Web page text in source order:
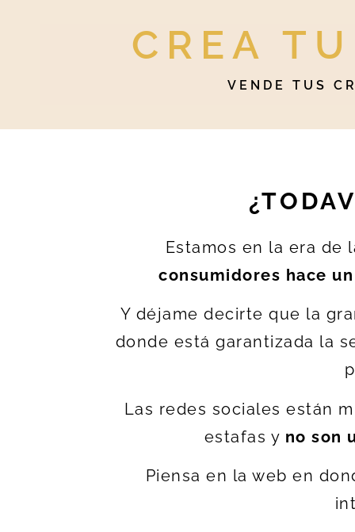
CREA
VENDE TUS
Estamos en la era de
consumidores hace
Y déjame decirte que la
donde está garantizada la
Las redes sociales están
estafas y no son
Piensa en la web en